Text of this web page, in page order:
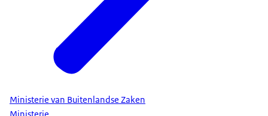
Ministerie van Buitenlandse Zaken